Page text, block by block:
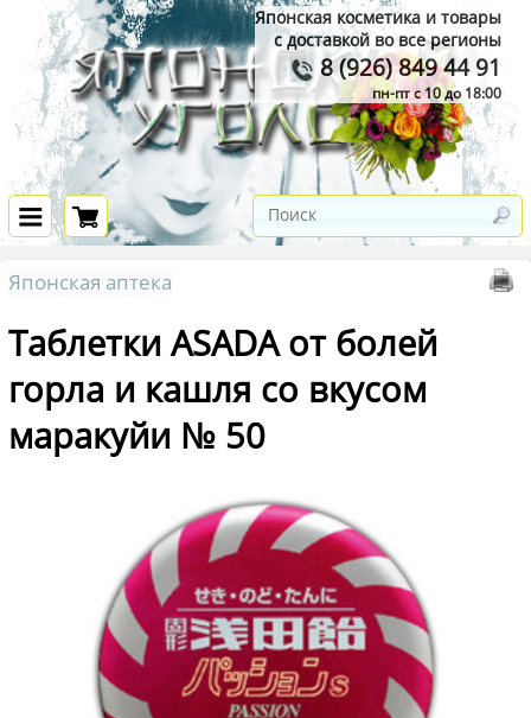
Японская косметика и товары
с доставкой во все регионы
8 (926) 849 44 91
пн-пт с 10 до 18:00
Японская аптека
Таблетки ASADA от болей
горла и кашля со вкусом
маракуйи № 50